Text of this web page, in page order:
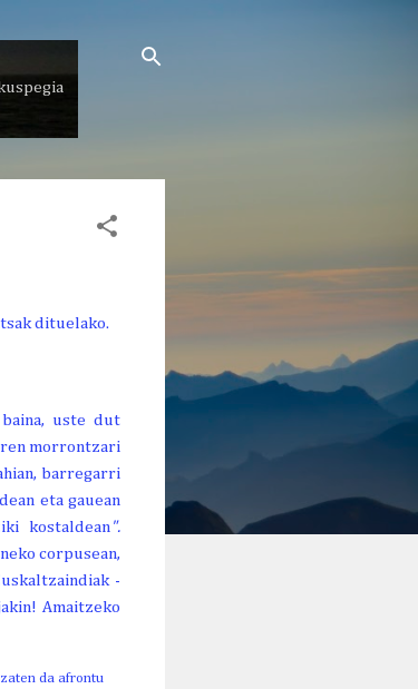
uste dut
morrontzari
barregarri
eta gauean
kostaldean ".
corpusean,
-
Amaitzeko
da afrontu